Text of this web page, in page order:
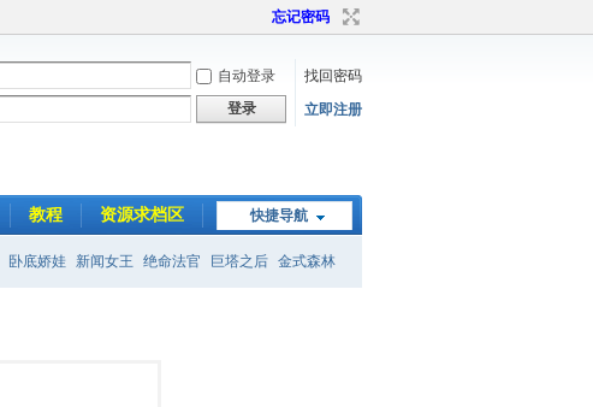
忘记密码
自动登录
找回密码
登录 立即注册
快捷导航
教程 资源求档区
卧底娇娃 新闻女王 绝命法官 巨塔之后 金式森林